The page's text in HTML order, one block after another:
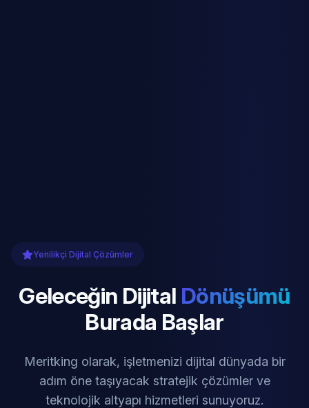
Yenilikçi Dijital Çözümler
Geleceğin Dijital Dönüşümü
Burada Başlar
Meritking olarak, işletmenizi dijital dünyada bir
adım öne taşıyacak stratejik çözümler ve
teknolojik altyapı hizmetleri sunuyoruz.